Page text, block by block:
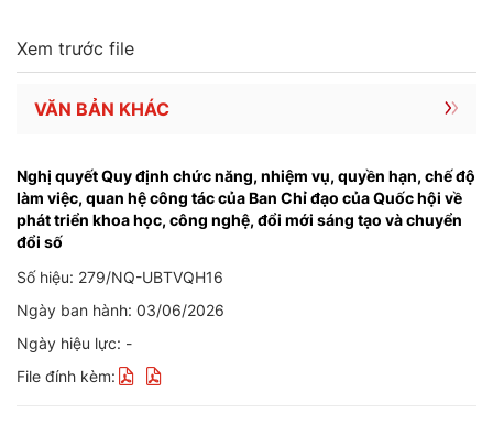
Xem trước file
VĂN BẢN KHÁC
Nghị quyết Quy định chức năng, nhiệm vụ, quyền hạn, chế độ
làm việc, quan hệ công tác của Ban Chỉ đạo của Quốc hội về
phát triển khoa học, công nghệ, đổi mới sáng tạo và chuyển
đổi số
Số hiệu: 279/NQ-UBTVQH16
Ngày ban hành: 03/06/2026
Ngày hiệu lực: -
File đính kèm: